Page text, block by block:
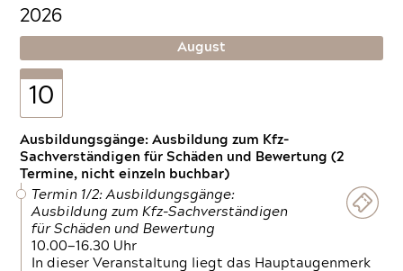
2026
August
10
Ausbildungsgänge: Ausbildung zum Kfz-
Sachverständigen für Schäden und Bewertung (2
Termine, nicht einzeln buchbar)
Termin 1/2: Ausbildungsgänge:
Ausbildung zum Kfz-Sachverständigen
für Schäden und Bewertung
10.00—16.30 Uhr
In dieser Veranstaltung liegt das Hauptaugenmerk